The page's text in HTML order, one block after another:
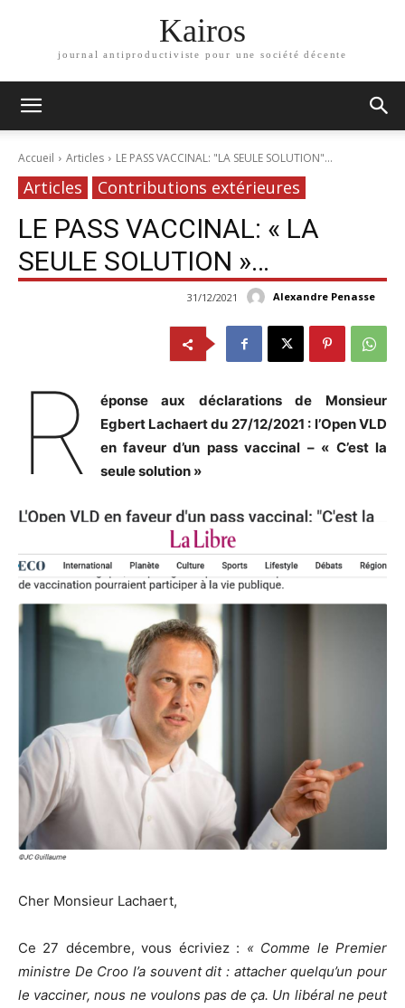
Kairos
journal antiproductiviste pour une société décente
Accueil Articles LE PASS VACCINAL: "LA SEULE SOLUTION"...
Articles Contributions extérieures
LE PASS VACCINAL: « LA
SEULE SOLUTION »…
Alexandre Penasse
31/12/2021
R
éponse aux déclarations de Monsieur
Egbert Lachaert du 27/12/2021 : l’Open VLD
en faveur d’un pass vaccinal – « C’est la
seule solution »
Cher Monsieur Lachaert,
Ce 27 décembre, vous écriviez : « Comme le Premier
ministre De Croo l’a souvent dit : attacher quelqu’un pour
le vacciner, nous ne voulons pas de ça. Un libéral ne peut